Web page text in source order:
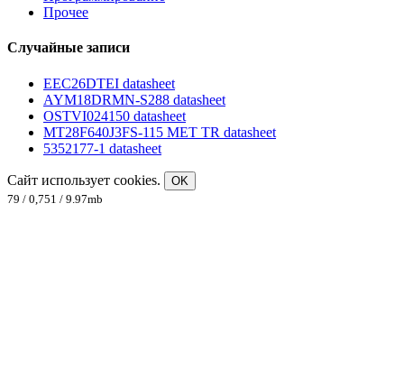
Прочее
Случайные записи
EEC26DTEI datasheet
AYM18DRMN-S288 datasheet
OSTVI024150 datasheet
MT28F640J3FS-115 MET TR datasheet
5352177-1 datasheet
Сайт использует cookies.
OK
79 / 0,751 / 9.97mb